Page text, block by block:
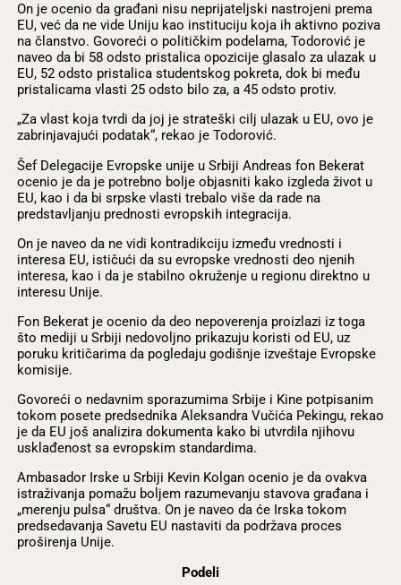
On je ocenio da građani nisu neprijateljski nastrojeni prema
EU, već da ne vide Uniju kao instituciju koja ih aktivno poziva
na članstvo. Govoreći o političkim podelama, Todorović je
naveo da bi 58 odsto pristalica opozicije glasalo za ulazak u
EU, 52 odsto pristalica studentskog pokreta, dok bi među
pristalicama vlasti 25 odsto bilo za, a 45 odsto protiv.
„Za vlast koja tvrdi da joj je strateški cilj ulazak u EU, ovo je
zabrinjavajući podatak“, rekao je Todorović.
Šef Delegacije Evropske unije u Srbiji Andreas fon Bekerat
ocenio je da je potrebno bolje objasniti kako izgleda život u
EU, kao i da bi srpske vlasti trebalo više da rade na
predstavljanju prednosti evropskih integracija.
On je naveo da ne vidi kontradikciju između vrednosti i
interesa EU, ističući da su evropske vrednosti deo njenih
interesa, kao i da je stabilno okruženje u regionu direktno u
interesu Unije.
Fon Bekerat je ocenio da deo nepoverenja proizlazi iz toga
što mediji u Srbiji nedovoljno prikazuju koristi od EU, uz
poruku kritičarima da pogledaju godišnje izveštaje Evropske
komisije.
Govoreći o nedavnim sporazumima Srbije i Kine potpisanim
tokom posete predsednika Aleksandra Vučića Pekingu, rekao
je da EU još analizira dokumenta kako bi utvrdila njihovu
usklađenost sa evropskim standardima.
Ambasador Irske u Srbiji Kevin Kolgan ocenio je da ovakva
istraživanja pomažu boljem razumevanju stavova građana i
„merenju pulsa“ društva. On je naveo da će Irska tokom
predsedavanja Savetu EU nastaviti da podržava proces
proširenja Unije.
Podeli